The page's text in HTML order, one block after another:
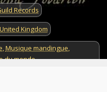
Records
Kingdom
,Musique mandingue,
du monde
: